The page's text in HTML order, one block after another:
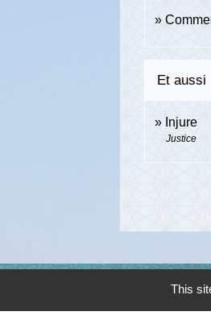
Et aussi
Injure
Justice
This